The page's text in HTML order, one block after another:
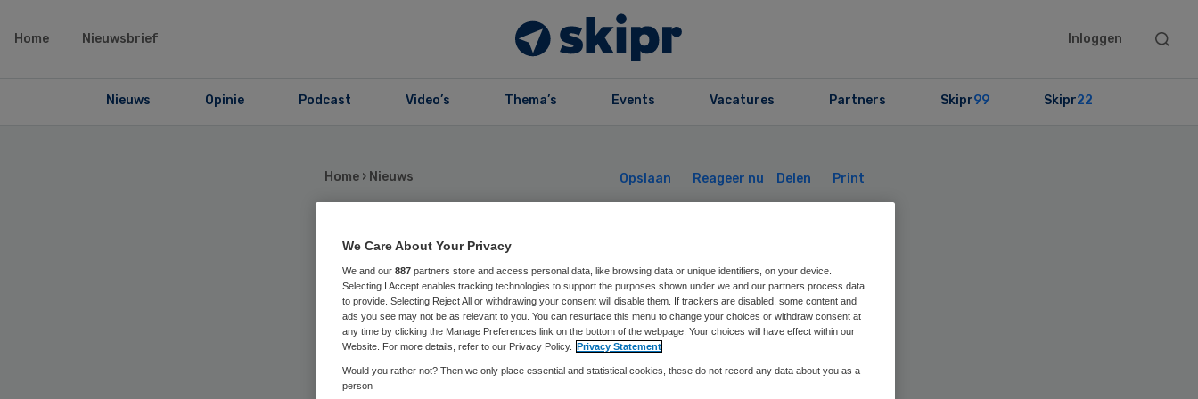
Home Nieuwsbrief Inloggen
Search
Nieuws Opinie Podcast Video’s Thema’s Events Vacatures Partners Skipr99 Skipr22
Home › Nieuws Opslaan Reageer nu Delen Print
Farmaceut zegt
huiswerk gedaan te
hebben
We Care About Your Privacy
We and our 887 partners store and access personal data, like browsing data or unique identifiers, on your device.
Selecting I Accept enables tracking technologies to support the purposes shown under we and our partners process data
to provide. Selecting Reject All or withdrawing your consent will disable them. If trackers are disabled, some content and
ads you see may not be as relevant to you. You can resurface this menu to change your choices or withdraw consent at
any time by clicking the Manage Preferences link on the bottom of the webpage. Your choices will have effect within our
Website. For more details, refer to our Privacy Policy. Privacy Statement
Would you rather not? Then we only place essential and statistical cookies, these do not record any data about you as a
person